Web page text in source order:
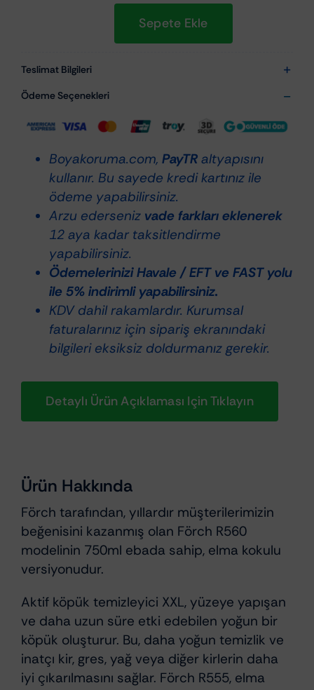
Multi
Köpük
Temizleyici
XXL
Aktif
Araç
İçi
Temizleyici
750ml
adet
Sepete Ekle
Teslimat Bilgileri
Ödeme Seçenekleri
Boyakoruma.com, PayTRaltyapısını
kullanır. Bu sayede kredi kartınız ile
ödeme yapabilirsiniz.
Arzu ederseniz vade farkları eklenerek
12 aya kadar taksitlendirme
yapabilirsiniz.
Ödemelerinizi Havale / EFT ve FAST yolu
ile 5% indirimli yapabilirsiniz.
KDV dahil rakamlardır. Kurumsal
faturalarınız için sipariş ekranındaki
bilgileri eksiksiz doldurmanız gerekir.
Detaylı Ürün Açıklaması Için Tıklayın
Ürün Hakkında
Förch tarafından, yıllardır müşterilerimizin
beğenisini kazanmış olan Förch R560
modelinin 750ml ebada sahip, elma kokulu
versiyonudur.
Aktif köpük temizleyici XXL, yüzeye yapışan
ve daha uzun süre etki edebilen yoğun bir
köpük oluşturur. Bu, daha yoğun temizlik ve
inatçı kir, gres, yağ veya diğer kirlerin daha
iyi çıkarılmasını sağlar. Förch R555, elma